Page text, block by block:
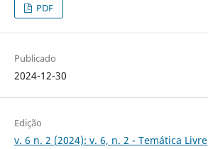
PDF
Publicado
2024-12-30
Edição
v. 6 n. 2 (2024): v. 6, n. 2 - Temática Livre